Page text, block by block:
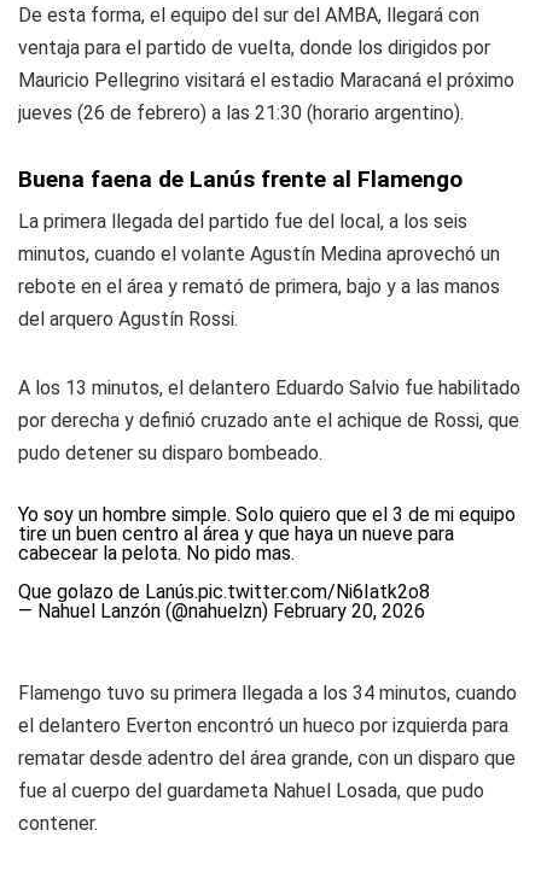
De esta forma, el equipo del sur del AMBA, llegará con
ventaja para el partido de vuelta, donde los dirigidos por
Mauricio Pellegrino visitará el estadio Maracaná el próximo
jueves (26 de febrero) a las 21:30 (horario argentino).
Buena faena de Lanús frente al Flamengo
La primera llegada del partido fue del local, a los seis
minutos, cuando el volante Agustín Medina aprovechó un
rebote en el área y remató de primera, bajo y a las manos
del arquero Agustín Rossi.
A los 13 minutos, el delantero Eduardo Salvio fue habilitado
por derecha y definió cruzado ante el achique de Rossi, que
pudo detener su disparo bombeado.
Yo soy un hombre simple. Solo quiero que el 3 de mi equipo
tire un buen centro al área y que haya un nueve para
cabecear la pelota. No pido mas.
Que golazo de Lanús.pic.twitter.com/Ni6Iatk2o8
— Nahuel Lanzón (@nahuelzn) February 20, 2026
Flamengo tuvo su primera llegada a los 34 minutos, cuando
el delantero Everton encontró un hueco por izquierda para
rematar desde adentro del área grande, con un disparo que
fue al cuerpo del guardameta Nahuel Losada, que pudo
contener.